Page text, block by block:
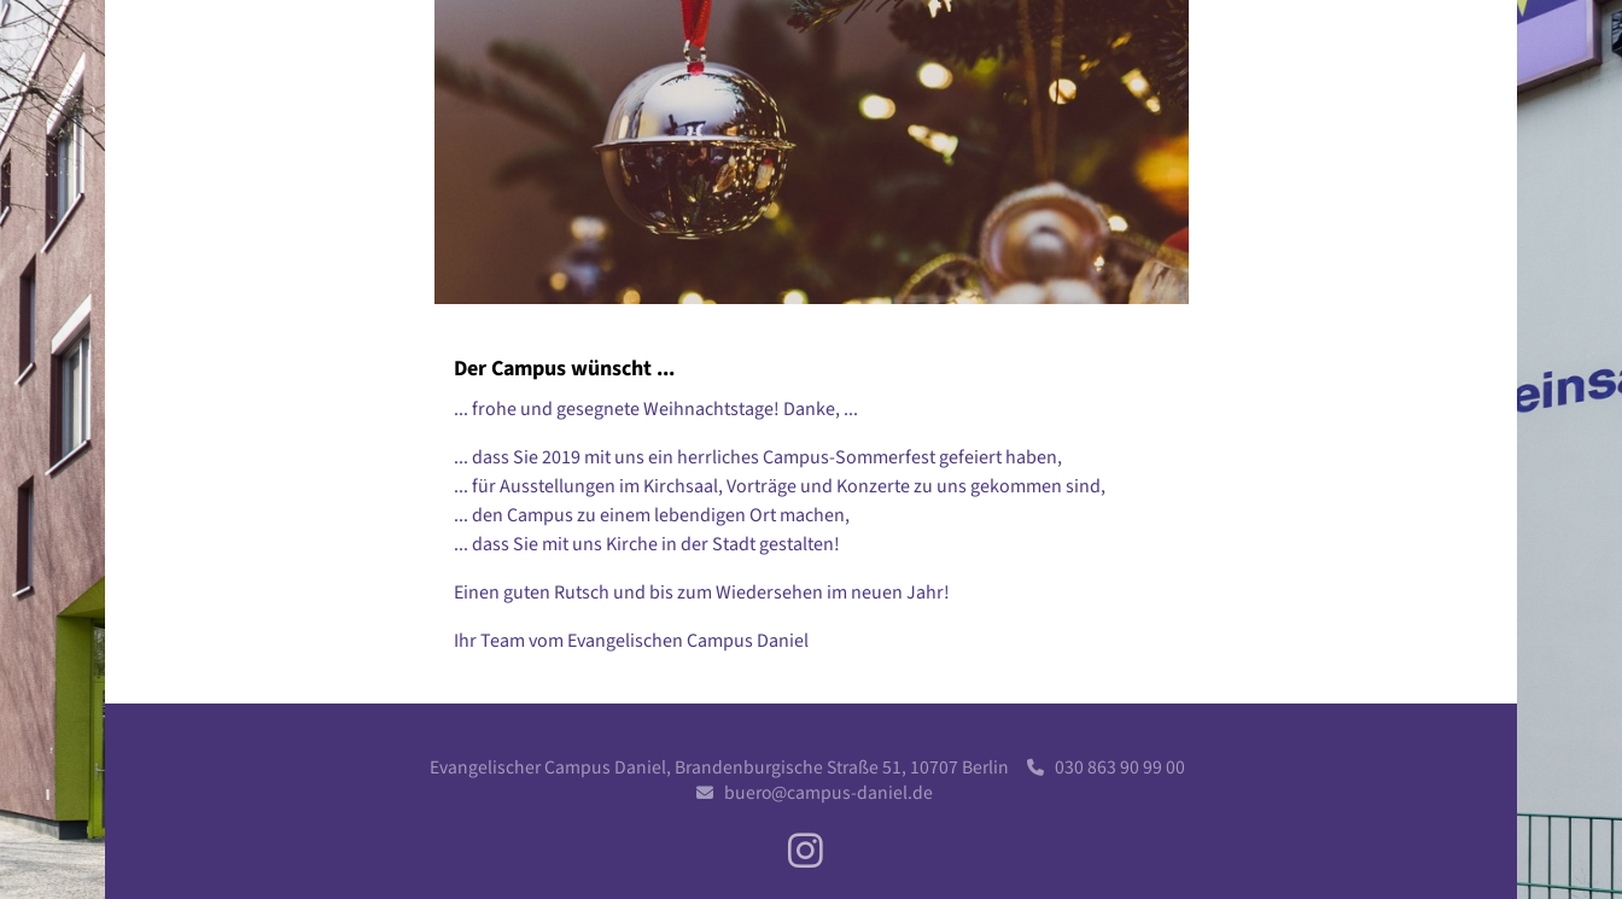
Der Campus wünscht ...
... frohe und gesegnete Weihnachtstage! Danke, ...
... dass Sie 2019 mit uns ein herrliches Campus-Sommerfest gefeiert haben,
... für Ausstellungen im Kirchsaal, Vorträge und Konzerte zu uns gekommen sind,
... den Campus zu einem lebendigen Ort machen,
... dass Sie mit uns Kirche in der Stadt gestalten!
Einen guten Rutsch und bis zum Wiedersehen im neuen Jahr!
Ihr Team vom Evangelischen Campus Daniel
Evangelischer Campus Daniel, Brandenburgische Straße 51, 10707 Berlin  030 863 90 99 00
 buero@campus-daniel.de